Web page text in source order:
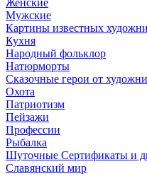
Женские
Мужские
Картины известных
Кухня
Народный фольклор
Натюрморты
Сказочные герои от
Охота
Патриотизм
Пейзажи
Профессии
Рыбалка
Шуточные Сертификаты и
Славянский мир